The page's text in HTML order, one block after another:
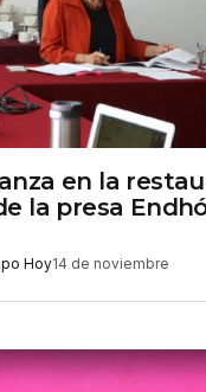
en la
la presa
Hoy14 de noviembre